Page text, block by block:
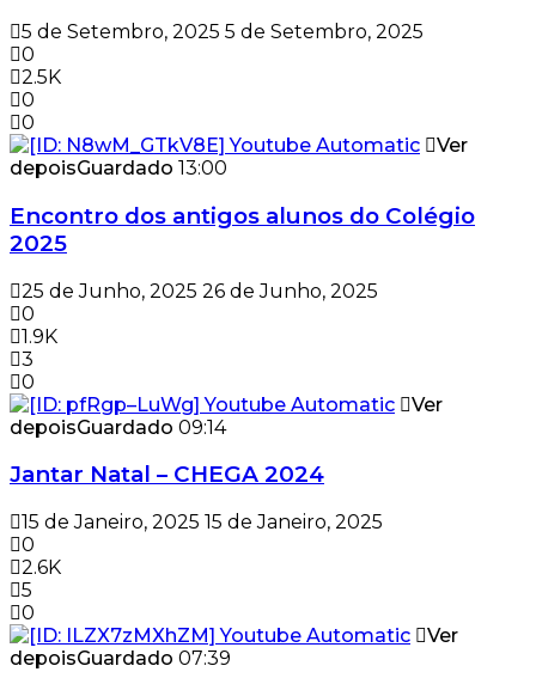
5 de Setembro, 2025 5 de Setembro, 2025
0
2.5K
0
0
Ver
depoisGuardado 13:00
Encontro dos antigos alunos do Colégio
2025
25 de Junho, 2025 26 de Junho, 2025
0
1.9K
3
0
Ver
depoisGuardado 09:14
Jantar Natal – CHEGA 2024
15 de Janeiro, 2025 15 de Janeiro, 2025
0
2.6K
5
0
Ver
depoisGuardado 07:39